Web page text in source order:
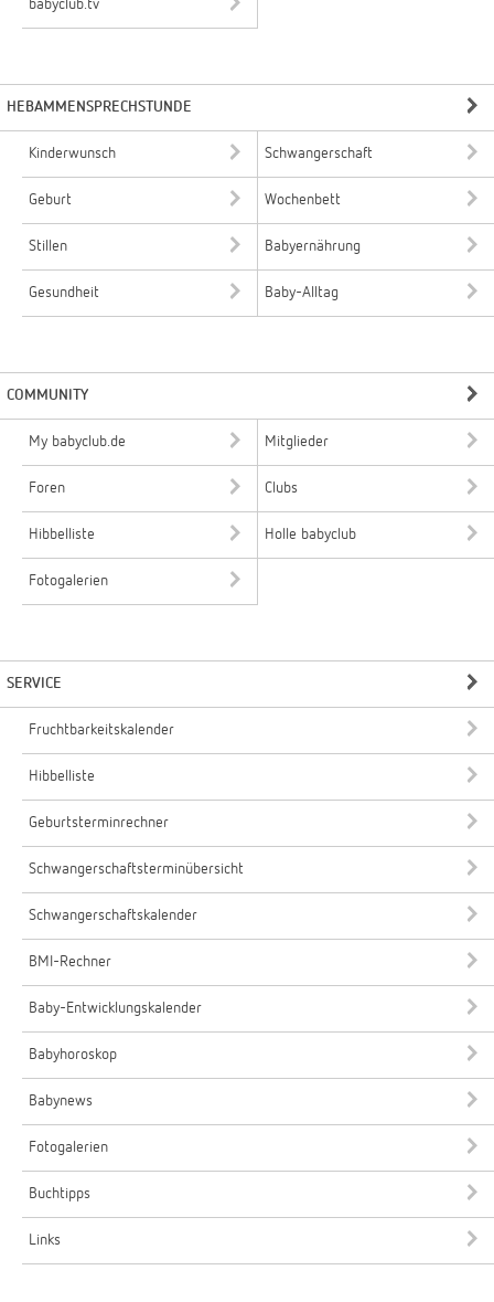
babyclub.tv
HEBAMMENSPRECHSTUNDE
Kinderwunsch Schwangerschaft
Geburt Wochenbett
Stillen Babyernährung
Gesundheit Baby-Alltag
COMMUNITY
My babyclub.de Mitglieder
Foren Clubs
Hibbelliste Holle babyclub
Fotogalerien
SERVICE
Fruchtbarkeitskalender
Hibbelliste
Geburtsterminrechner
Schwangerschaftsterminübersicht
Schwangerschaftskalender
BMI-Rechner
Baby-Entwicklungskalender
Babyhoroskop
Babynews
Fotogalerien
Buchtipps
Links